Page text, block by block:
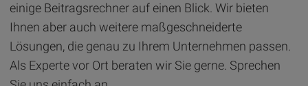
einige Beitragsrechner auf einen Blick. Wir bieten
Ihnen aber auch weitere maßgeschneiderte
Lösungen, die genau zu Ihrem Unternehmen passen.
Als Experte vor Ort beraten wir Sie gerne. Sprechen